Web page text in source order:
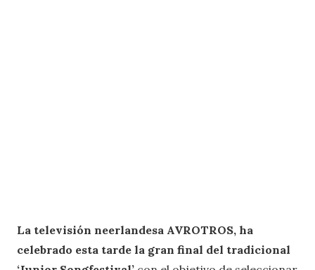
La televisión neerlandesa AVROTROS, ha
celebrado esta tarde la gran final del tradicional